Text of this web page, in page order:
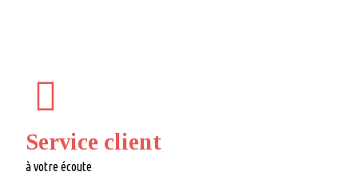
Service client
à votre écoute